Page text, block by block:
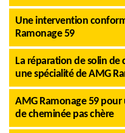
Une intervention
Ramonage 59
La réparation de solin de
une spécialité de AMG
AMG Ramonage 59
de cheminée pas chère